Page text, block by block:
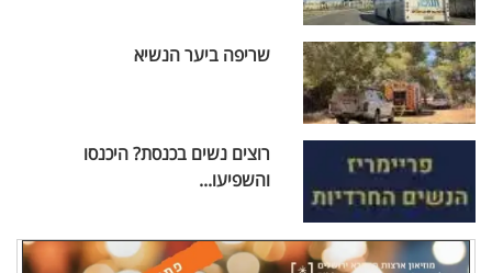
שריפה ביער הנשיא
רוצים נשים בכנסת? היכנסו
והשפיעו...